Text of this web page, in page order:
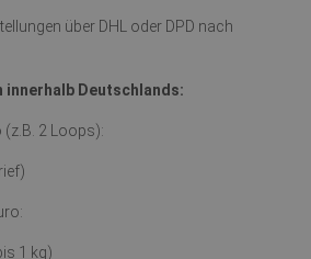
über DHL oder DPD nach
innerhalb Deutschlands:
(z.B. 2 Loops):
1 kg)